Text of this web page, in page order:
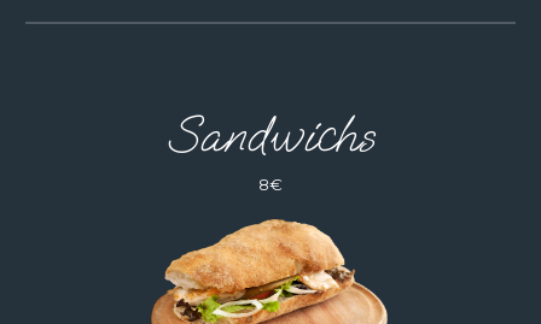
Sandwichs
8€